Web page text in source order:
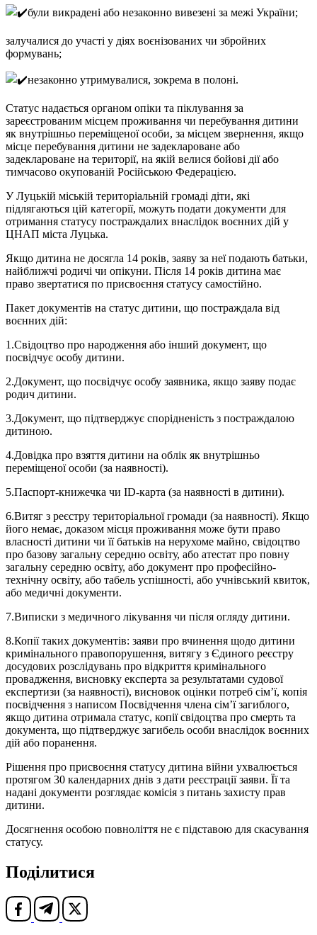
були викрадені або незаконно вивезені за межі України;
залучалися до участі у діях воєнізованих чи збройних
формувань;
незаконно утримувалися, зокрема в полоні.
Статус надається органом опіки та піклування за
зареєстрованим місцем проживання чи перебування дитини
як внутрішньо переміщеної особи, за місцем звернення, якщо
місце перебування дитини не задеклароване або
задеклароване на території, на якій велися бойові дії або
тимчасово окупованій Російською Федерацією.
У Луцькій міській територіальній громаді діти, які
підлягаються цій категорії, можуть подати документи для
отримання статусу постраждалих внаслідок воєнних дій у
ЦНАП міста Луцька.
Якщо дитина не досягла 14 років, заяву за неї подають батьки,
найближчі родичі чи опікуни. Після 14 років дитина має
право звертатися по присвоєння статусу самостійно.
Пакет документів на статус дитини, що постраждала від
воєнних дій:
1.Свідоцтво про народження або інший документ, що
посвідчує особу дитини.
2.Документ, що посвідчує особу заявника, якщо заяву подає
родич дитини.
3.Документ, що підтверджує спорідненість з постраждалою
дитиною.
4.Довідка про взяття дитини на облік як внутрішньо
переміщеної особи (за наявності).
5.Паспорт-книжечка чи ID-карта (за наявності в дитини).
6.Витяг з реєстру територіальної громади (за наявності). Якщо
його немає, доказом місця проживання може бути право
власності дитини чи її батьків на нерухоме майно, свідоцтво
про базову загальну середню освіту, або атестат про повну
загальну середню освіту, або документ про професійно-
технічну освіту, або табель успішності, або учнівський квиток,
або медичні документи.
7.Виписки з медичного лікування чи після огляду дитини.
8.Копії таких документів: заяви про вчинення щодо дитини
кримінального правопорушення, витягу з Єдиного реєстру
досудових розслідувань про відкриття кримінального
провадження, висновку експерта за результатами судової
експертизи (за наявності), висновок оцінки потреб сім’ї, копія
посвідчення з написом Посвідчення члена сім’ї загиблого,
якщо дитина отримала статус, копії свідоцтва про смерть та
документа, що підтверджує загибель особи внаслідок воєнних
дій або поранення.
Рішення про присвоєння статусу дитина війни ухвалюється
протягом 30 календарних днів з дати реєстрації заяви. Її та
надані документи розглядає комісія з питань захисту прав
дитини.
Досягнення особою повноліття не є підставою для скасування
статусу.
Поділитися